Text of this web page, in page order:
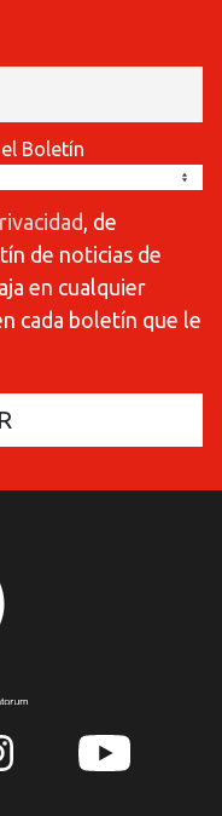
Boletín
, de
de noticias de
en cualquier
cada boletín que le